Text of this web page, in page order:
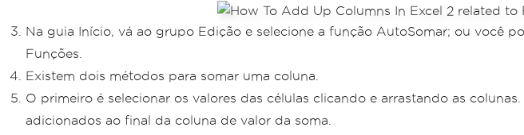
Na guia Início, vá ao grupo Edição e selecione a função AutoSomar; ou você
Funções.
Existem dois métodos para somar uma coluna.
O primeiro é selecionar os valores das células clicando e arrastando as
adicionados ao final da coluna de valor da soma.